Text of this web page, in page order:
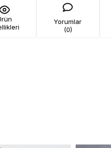
Yorumlar
(0)